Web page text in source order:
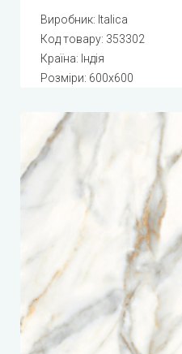
Виробник: Italica
Код товару: 353302
Країна: Індія
Розміри: 600x600